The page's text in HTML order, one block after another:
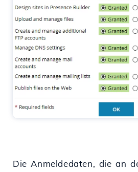
Die Anmeldedaten, die an